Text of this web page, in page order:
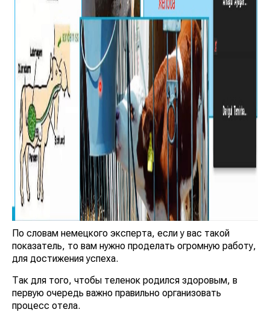
По словам немецкого эксперта, если у вас такой
показатель, то вам нужно проделать огромную работу,
для достижения успеха.
Так для того, чтобы теленок родился здоровым, в
первую очередь важно правильно организовать
процесс отела.